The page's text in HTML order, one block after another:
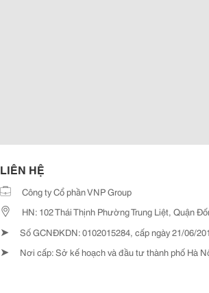
LIÊN HỆ
Công ty Cổ phần VNP Group
HN: 102 Thái Thịnh Phường Trung Liệt, Quận
➤ Số GCNĐKDN: 0102015284, cấp ngày 21/06/
➤ Nơi cấp: Sở kế hoạch và đầu tư thành phố Hà